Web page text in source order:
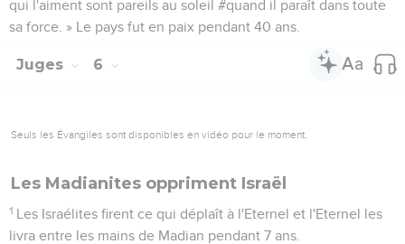
qui l'aiment sont pareils au soleil #quand il paraît dans toute
sa force. » Le pays fut en paix pendant 40 ans.
Juges 6
Seuls les Évangiles sont disponibles en vidéo pour le moment.
Les Madianites oppriment Israël
1 Les Israélites firent ce qui déplaît à l'Eternel et l'Eternel les
livra entre les mains de Madian pendant 7 ans.